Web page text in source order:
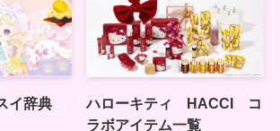
イ辞典
ハローキティ HACCI コ
ラボアイテム一覧